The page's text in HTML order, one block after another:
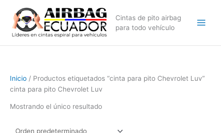
contenido
Cintas de pito airbag
para todo vehículo
Inicio / Productos etiquetados “cinta para pito Chevrolet Luv”
cinta para pito Chevrolet Luv
Mostrando el único resultado